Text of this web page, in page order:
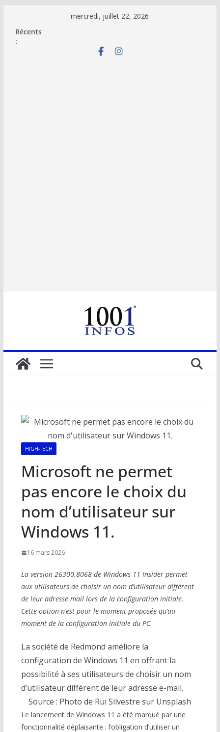
contenu
mercredi, juillet 22, 2026
Récents
:
HIGH-TECH
Microsoft ne permet
pas encore le choix du
nom d’utilisateur sur
Windows 11.
16 mars 2026
La version 26300.8068 de Windows 11 Insider permet
aux utilisateurs de choisir un nom d’utilisateur différent
de leur adresse mail lors de la configuration initiale.
Cette option n’est pour le moment proposée qu’au
moment de la configuration initiale du PC.
La société de Redmond améliore la
configuration de Windows 11 en offrant la
possibilité à ses utilisateurs de choisir un nom
d’utilisateur différent de leur adresse e-mail.
Source : Photo de Rui Silvestre sur Unsplash
Le lancement de Windows 11 a été marqué par une
fonctionnalité déplaisante : l’obligation d’utiliser un